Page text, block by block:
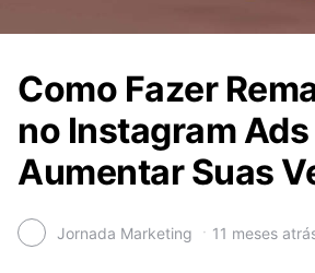
Como Fazer
no Instagram Ads
Aumentar Suas
Jornada Marketing 11 meses